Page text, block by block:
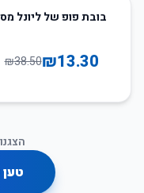
65
בובת פופ של ליונל
₪13.30
₪38.50
הצגנו